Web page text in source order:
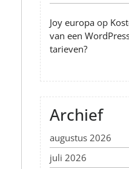
Joy europa op
van een
tarieven?
Archief
augustus 2026
juli 2026